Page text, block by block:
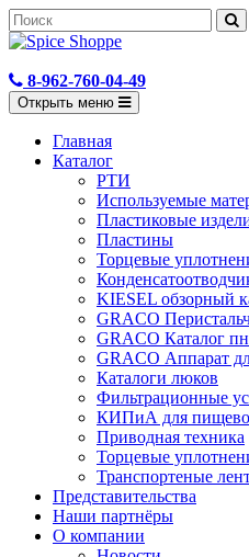
8-962-760-04-49
Открыть меню
Главная
Каталог
РТИ
Используемые
Пластиковые
Пластины
Торцевые
KIESEL обзорный
GRACO
GRACO Каталог
GRACO Аппарат
Каталоги люков
Фильтрационные
КИПиА для
Приводная техника
Торцевые
Транспортеные
Представительства
Наши партнёры
О компании